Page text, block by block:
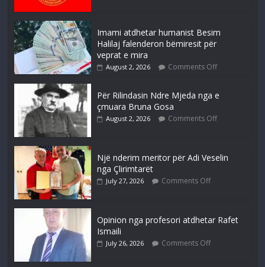
Imami atdhetar humanist Besim
Halilaj falenderon bëmiresit për
veprat e mira
August 2, 2026 Comments Off
Për Rilindasin Ndre Mjeda nga e
çmuara Bruna Gosa
August 2, 2026 Comments Off
Një nderim meritor për Adi Veselin
nga Çlirimtarët
July 27, 2026 Comments Off
Opinion nga profesori atdhetar Rafet
Ismaili
July 26, 2026 Comments Off